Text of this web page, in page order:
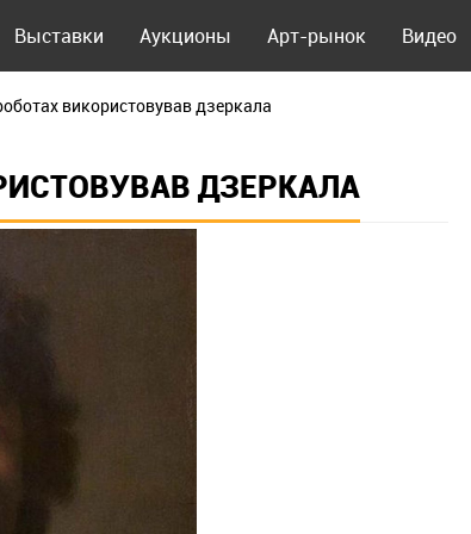
Выставки Аукционы Арт-рынок Видео
використовував дзеркала
ДЗЕРКАЛА